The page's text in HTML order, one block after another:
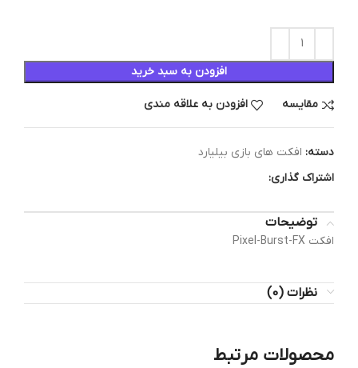
افزودن به سبد خرید
مقایسه افزودن به علاقه مندی
دسته: افکت های بازی بیلیارد
اشتراک گذاری:
توضیحات
افکت Pixel-Burst-FX
نظرات (0)
محصولات مرتبط